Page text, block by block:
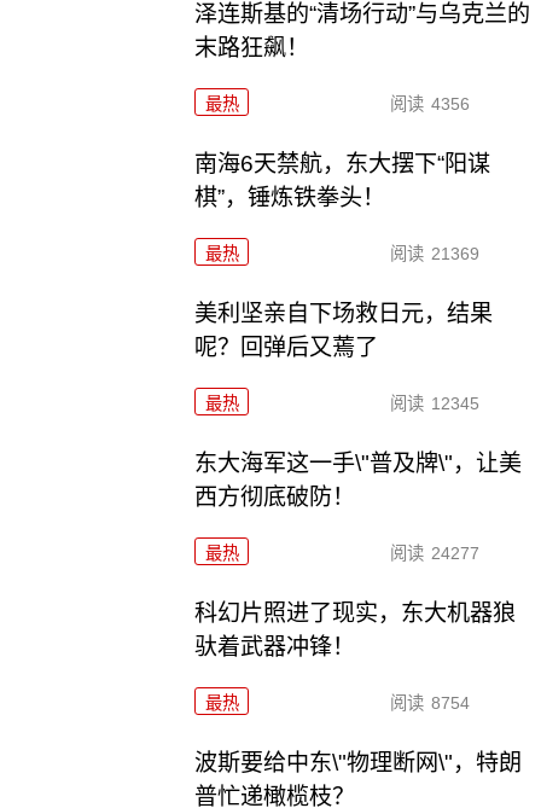
泽连斯基的“清场行动”与乌克兰的
末路狂飙！
最热 阅读 4356
南海6天禁航，东大摆下“阳谋
棋”，锤炼铁拳头！
最热 阅读 21369
美利坚亲自下场救日元，结果
呢？回弹后又蔫了
最热 阅读 12345
东大海军这一手\"普及牌\"，让美
西方彻底破防！
最热 阅读 24277
科幻片照进了现实，东大机器狼
驮着武器冲锋！
最热 阅读 8754
波斯要给中东\"物理断网\"，特朗
普忙递橄榄枝？